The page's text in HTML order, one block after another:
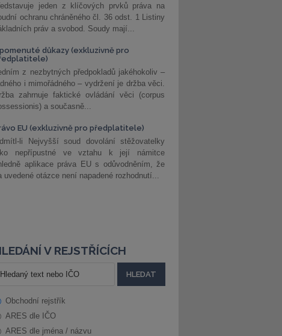
jeden z klíčových prvků práva na
ochranu chráněného čl. 36 odst. 1 Listiny
práv a svobod. Soudy mají...
důkazy (exkluzivně pro
z nezbytných předpokladů jakéhokoliv –
i mimořádného – vydržení je držba věci.
zahrnuje faktické ovládání věci (corpus
a současně...
EU (exkluzivně pro předplatitele)
li Nejvyšší soud dovolání stěžovatelky
nepřípustné ve vztahu k její námitce
aplikace práva EU s odůvodněním, že
uvedené otázce není napadené rozhodnutí...
V REJSTŘÍCÍCH
Obchodní rejstřík
ARES dle IČO
ARES dle jména / názvu